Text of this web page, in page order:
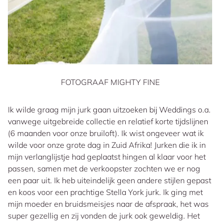
FOTOGRAAF MIGHTY FINE
Ik wilde graag mijn jurk gaan uitzoeken bij Weddings o.a.
vanwege uitgebreide collectie en relatief korte tijdslijnen
(6 maanden voor onze bruiloft). Ik wist ongeveer wat ik
wilde voor onze grote dag in Zuid Afrika! Jurken die ik in
mijn verlanglijstje had geplaatst hingen al klaar voor het
passen, samen met de verkoopster zochten we er nog
een paar uit. Ik heb uiteindelijk geen andere stijlen gepast
en koos voor een prachtige Stella York jurk. Ik ging met
mijn moeder en bruidsmeisjes naar de afspraak, het was
super gezellig en zij vonden de jurk ook geweldig. Het